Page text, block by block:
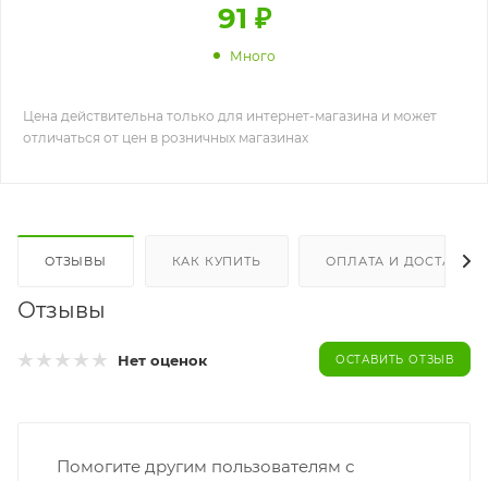
91 ₽
Много
Цена действительна только для интернет-магазина и может
отличаться от цен в розничных магазинах
ОТЗЫВЫ КАК КУПИТЬ ОПЛАТА И ДОСТАВКА
Отзывы
Нет оценок ОСТАВИТЬ ОТЗЫВ
Помогите другим пользователям с